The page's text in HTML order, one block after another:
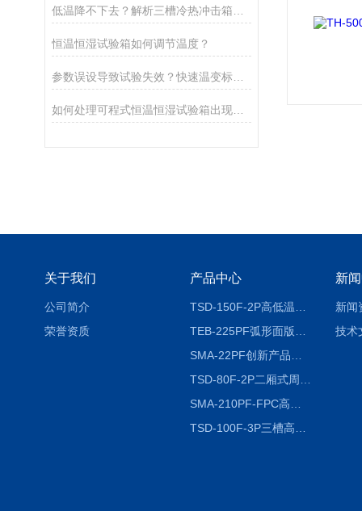
恒温恒湿试验箱如何调节温度？
如何处理可程式恒温恒湿试验箱出现滴水的情况
关于我们
公司简介
荣誉资质
产品中心 新
新闻
技术